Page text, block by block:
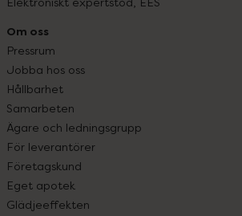
Om oss
Pressrum
Jobba hos oss
Hållbarhet
Samarbeten
Ägare och ledningsgrupp
För leverantörer
Företagskund
Eget apotek
Glädjeeffekten